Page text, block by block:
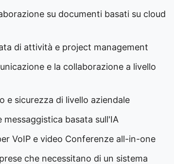
su documenti basati su cloud
di attività e project management
e la collaborazione a livello
e sicurezza di livello aziendale
basata sull'IA
VoIP e video Conferenze all-in-one
che necessitano di un sistema